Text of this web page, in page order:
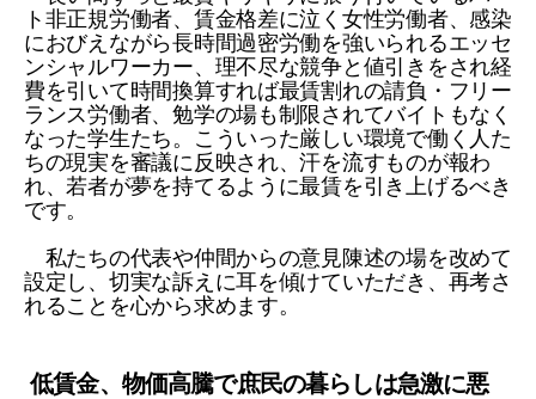
ト非正規労働者、賃金格差に泣く女性労働者、感染
におびえながら長時間過密労働を強いられるエッセ
ンシャルワーカー、理不尽な競争と値引きをされ経
費を引いて時間換算すれば最賃割れの請負・フリー
ランス労働者、勉学の場も制限されてバイトもなく
なった学生たち。こういった厳しい環境で働く人た
ちの現実を審議に反映され、汗を流すものが報わ
れ、若者が夢を持てるように最賃を引き上げるべき
です。
私たちの代表や仲間からの意見陳述の場を改めて
設定し、切実な訴えに耳を傾けていただき、再考さ
れることを心から求めます。
低賃金、物価高騰で庶民の暮らしは急激に悪